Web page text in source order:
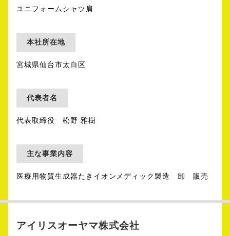
ユニフォームシャツ肩
本社所在地
宮城県仙台市太白区
代表者名
代表取締役 松野 雅樹
主な事業内容
医療用物質生成器たきイオンメディック製造 卸 販売
アイリスオーヤマ株式会社